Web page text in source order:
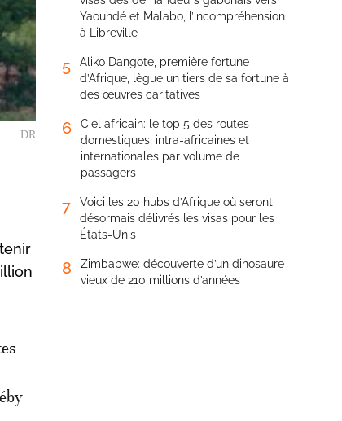
DR
Yaoundé et Malabo, l’incompréhension
à Libreville
5
Aliko Dangote, première fortune
d’Afrique, lègue un tiers de sa fortune à
des œuvres caritatives
6
Ciel africain: le top 5 des routes
domestiques, intra-africaines et
internationales par volume de
passagers
7
Voici les 20 hubs d’Afrique où seront
désormais délivrés les visas pour les
États-Unis
8
Zimbabwe: découverte d’un dinosaure
vieux de 210 millions d’années